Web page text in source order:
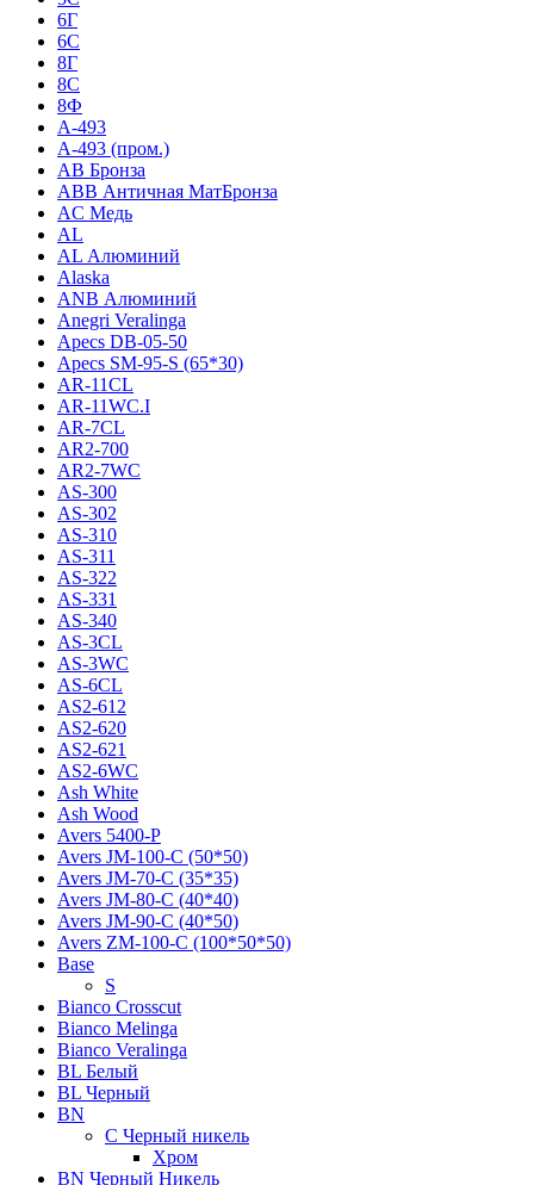
6Г
6С
8Г
8С
8Ф
A-493
A-493 (пром.)
AB Бронза
ABB Античная МатБронза
AC Медь
AL
AL Алюминий
Alaska
ANB Алюминий
Anegri Veralinga
Apecs DB-05-50
Apecs SM-95-S (65*30)
AR-11CL
AR-11WC.I
AR-7CL
AR2-700
AR2-7WC
AS-300
AS-302
AS-310
AS-311
AS-322
AS-331
AS-340
AS-3CL
AS-3WC
AS-6CL
AS2-612
AS2-620
AS2-621
AS2-6WC
Ash White
Ash Wood
Avers 5400-P
Avers JМ-100-С (50*50)
Avers JМ-70-С (35*35)
Avers JМ-80-С (40*40)
Avers JМ-90-С (40*50)
Avers ZM-100-С (100*50*50)
Base
S
Bianco Crosscut
Bianco Melinga
Bianco Veralinga
BL Белый
BL Черный
BN
C Черный никель
Хром
BN Черный Никель